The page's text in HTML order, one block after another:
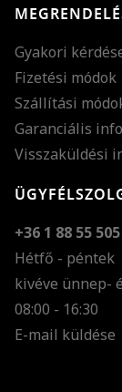
Gyakori
Fizetési módok
Szállítási
Garanciális
Visszaküldési
+36 1 88 55 505
Hétfő - péntek
kivéve ünnep-
08:00 - 16:30
E-mail küldése